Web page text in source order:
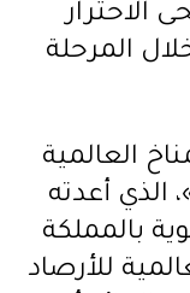
الاحترار
المرحلة
العالمية
أعدته
بالمملكة
للأرصاد